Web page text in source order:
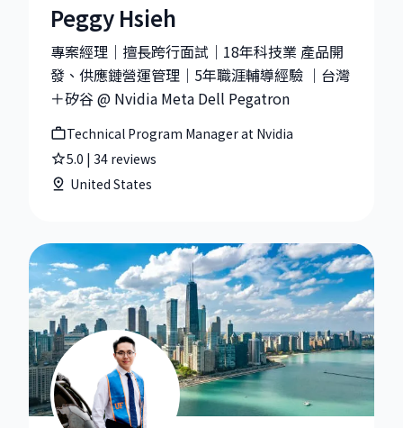
Peggy Hsieh|Technical Program Manager at Nvidia
Peggy Hsieh
專案經理｜擅長跨行面試｜18年科技業 產品開
發、供應鏈營運管理｜5年職涯輔導經驗 ｜台灣
＋矽谷 @ Nvidia Meta Dell Pegatron
Technical Program Manager at Nvidia
5.0 | 34 reviews
United States